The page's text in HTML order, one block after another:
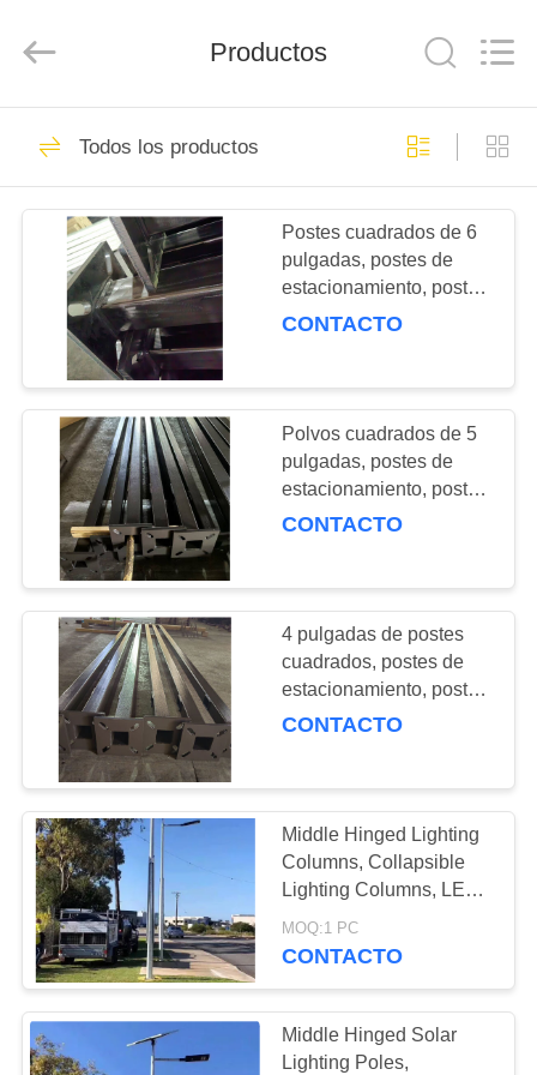
INICIO
PRODUCTOS
SOBRE
NOSOTROS
VISITA
FÁBRICA
CONTROL
DE
CALIDAD
CONTACTO
NOTICIAS
TODOS
LOS
CASOS
MAPA
Rights
Reserved.
ECER
POSTES DE LUZ
CUADRADOS
Postes de
iluminación
redondos cónicos
10
Postes de
iluminación
redondos rectos
Postes de
iluminación
octogonales cónicos
6
Productos
Todos los productos
Postes cuadrados de 6
pulgadas, postes de
estacionamiento, postes
de luz, postes de metal,
CONTACTO
Polvos cuadrados de 5
pulgadas, postes de
estacionamiento, postes
de luz, postes de metal,
CONTACTO
4 pulgadas de postes
cuadrados, postes de
estacionamiento, postes
de luz, postes de metal,
CONTACTO
Middle Hinged Lighting
Columns, Collapsible
Lighting Columns, LED
See-Saw Poles, See-
Saw Lighting Poles
MOQ:1 PC
CONTACTO
Middle Hinged Solar
Lighting Poles,